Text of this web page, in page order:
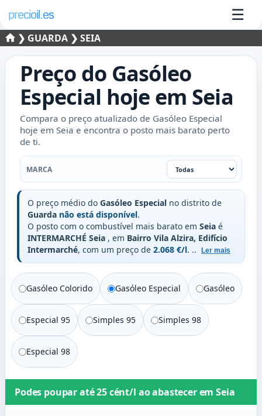
precioil.es ☰
❯ GUARDA ❯ SEIA
Preço do Gasóleo
Especial hoje em Seia
Compara o preço atualizado de Gasóleo Especial
hoje em Seia e encontra o posto mais barato perto
de ti.
Marca
MARCA
O preço médio do Gasóleo Especial no distrito de
Guarda não está disponível.
O posto com o combustível mais barato em Seia é
INTERMARCHÉ Seia , em Bairro Vila Alzira, Edifício
Intermarché, com um preço de 2.068 €/l. .. Ler mais
Gasóleo Colorido Gasóleo Especial Gasóleo
Especial 95 Simples 95 Simples 98
Especial 98
Podes poupar até25 cént/l ao abastecer emSeia